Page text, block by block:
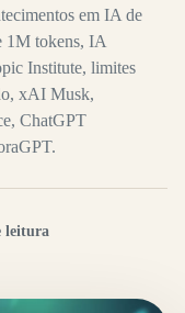
em IA de
1M tokens, IA
Institute, limites
xAI Musk,
ChatGPT
leitura